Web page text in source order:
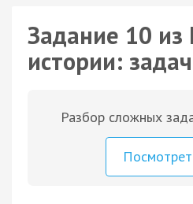
Задание 10 из
истории:
Разбор сложных